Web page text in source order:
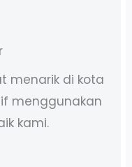
menarik di kota
menggunakan
kami.